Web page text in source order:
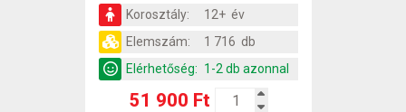
Korosztály:
12+ év
Elemszám:
1 716 db
Elérhetőség: 1-2 db azonnal
51 900 Ft